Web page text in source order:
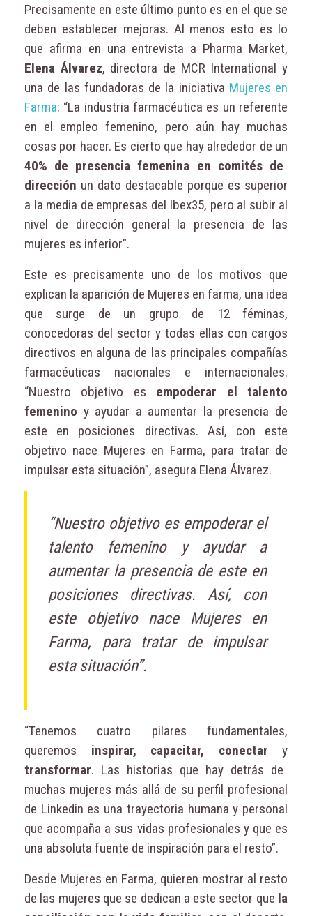
Precisamente en este último punto es en el que se
deben establecer mejoras. Al menos esto es lo
que afirma en una entrevista a Pharma Market,
Elena Álvarez, directora de MCR International y
una de las fundadoras de la iniciativa Mujeres en
Farma: “La industria farmacéutica es un referente
en el empleo femenino, pero aún hay muchas
cosas por hacer. Es cierto que hay alrededor de un
40% de presencia femenina en comités de
dirección un dato destacable porque es superior
a la media de empresas del Ibex35, pero al subir al
nivel de dirección general la presencia de las
mujeres es inferior”.
Este es precisamente uno de los motivos que
explican la aparición de Mujeres en farma, una idea
que surge de un grupo de 12 féminas,
conocedoras del sector y todas ellas con cargos
directivos en alguna de las principales compañías
farmacéuticas nacionales e internacionales.
“Nuestro objetivo es empoderar el talento
femenino y ayudar a aumentar la presencia de
este en posiciones directivas. Así, con este
objetivo nace Mujeres en Farma, para tratar de
impulsar esta situación”, asegura Elena Álvarez.
“Nuestro objetivo es empoderar el
talento femenino y ayudar a
aumentar la presencia de este en
posiciones directivas. Así, con
este objetivo nace Mujeres en
Farma, para tratar de impulsar
esta situación”.
“Tenemos cuatro pilares fundamentales,
queremos inspirar, capacitar, conectar y
transformar. Las historias que hay detrás de
muchas mujeres más allá de su perfil profesional
de Linkedin es una trayectoria humana y personal
que acompaña a sus vidas profesionales y que es
una absoluta fuente de inspiración para el resto”.
Desde Mujeres en Farma, quieren mostrar al resto
de las mujeres que se dedican a este sector que la